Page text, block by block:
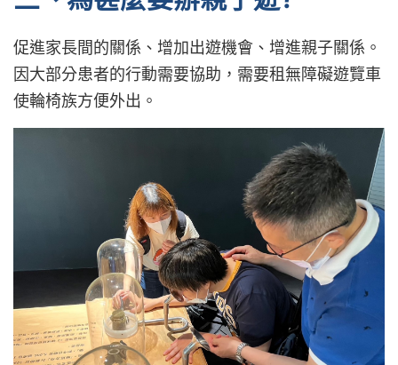
促進家長間的關係、增加出遊機會、增進親子關係。
因大部分患者的行動需要協助，需要租無障礙遊覽車
使輪椅族方便外出。